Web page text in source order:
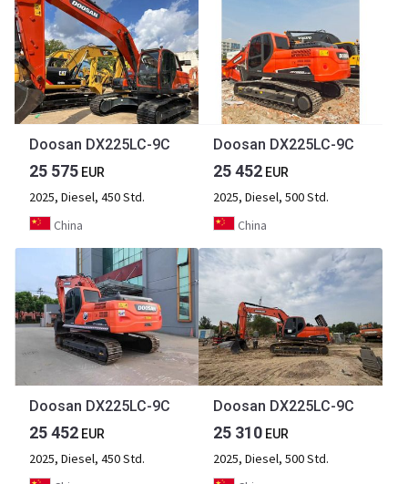
Doosan DX225LC-9C
25 575 EUR
2025, Diesel, 450 Std.
China
Doosan DX225LC-9C
25 452 EUR
2025, Diesel, 500 Std.
China
Doosan DX225LC-9C
25 452 EUR
2025, Diesel, 450 Std.
Doosan DX225LC-9C
25 310 EUR
2025, Diesel, 500 Std.